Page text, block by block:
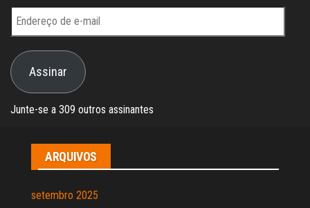
Endereço
de
e-
mail Assinar
Junte-se a 309 outros assinantes
ARQUIVOS
setembro 2025